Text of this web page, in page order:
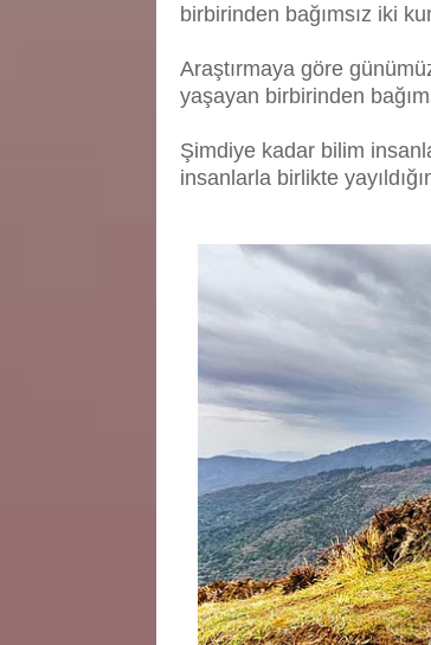
birbirinden bağımsız iki
Araştırmaya göre
yaşayan birbirinden
Şimdiye kadar bilim
insanlarla birlikte